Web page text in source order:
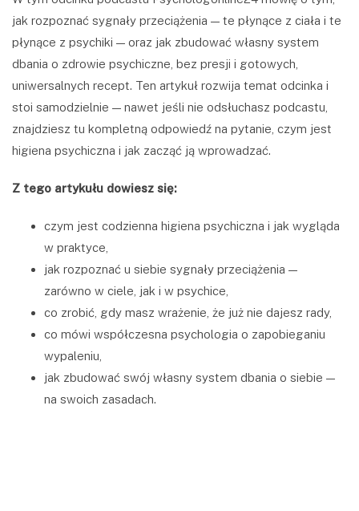
jak rozpoznać sygnały przeciążenia — te płynące z ciała i te
płynące z psychiki — oraz jak zbudować własny system
dbania o zdrowie psychiczne, bez presji i gotowych,
uniwersalnych recept. Ten artykuł rozwija temat odcinka i
stoi samodzielnie — nawet jeśli nie odsłuchasz podcastu,
znajdziesz tu kompletną odpowiedź na pytanie, czym jest
higiena psychiczna i jak zacząć ją wprowadzać.
Z tego artykułu dowiesz się:
czym jest codzienna higiena psychiczna i jak wygląda
w praktyce,
jak rozpoznać u siebie sygnały przeciążenia —
zarówno w ciele, jak i w psychice,
co zrobić, gdy masz wrażenie, że już nie dajesz rady,
co mówi współczesna psychologia o zapobieganiu
wypaleniu,
jak zbudować swój własny system dbania o siebie —
na swoich zasadach.